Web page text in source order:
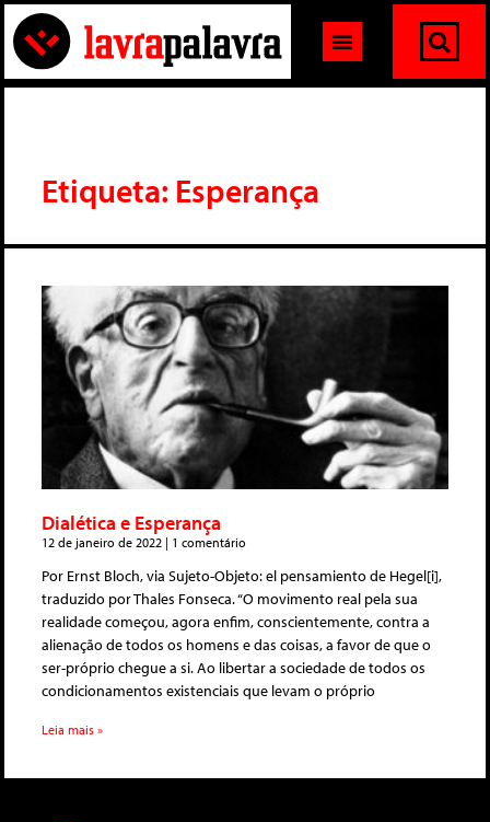
Etiqueta: Esperança
Dialética e Esperança
12 de janeiro de 2022 1 comentário
Por Ernst Bloch, via Sujeto-Objeto: el pensamiento de Hegel[i],
traduzido por Thales Fonseca. “O movimento real pela sua
realidade começou, agora enfim, conscientemente, contra a
alienação de todos os homens e das coisas, a favor de que o
ser-próprio chegue a si. Ao libertar a sociedade de todos os
condicionamentos existenciais que levam o próprio
Leia mais »